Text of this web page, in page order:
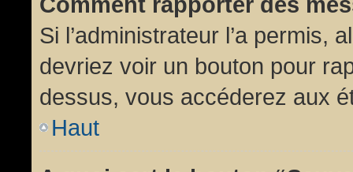
Si l’administrateur l’a permis,
devriez voir un bouton pour
dessus, vous accéderez aux
Haut